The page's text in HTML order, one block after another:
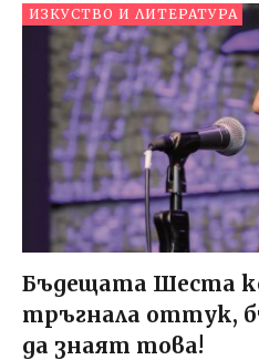
ИЗКУСТВО И ЛИТЕРАТУРА
Бъдещата Шеста
тръгнала оттук,
да знаят това!